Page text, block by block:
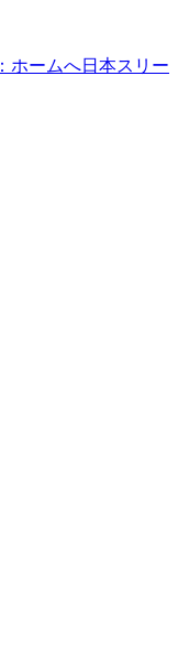
日本スリー